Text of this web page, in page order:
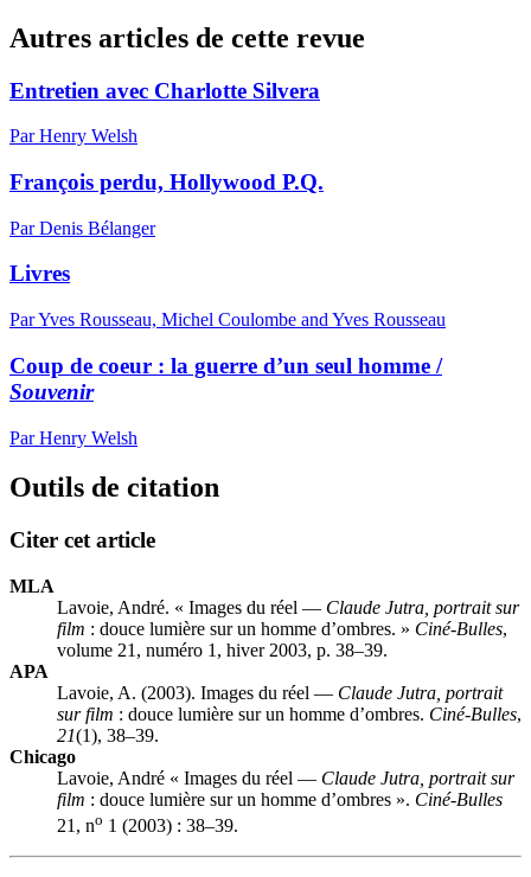
Autres articles de cette revue
Entretien avec Charlotte Silvera
Par Henry Welsh
François perdu, Hollywood P.Q.
Par Denis Bélanger
Livres
Par Yves Rousseau, Michel Coulombe and Yves Rousseau
Coup de coeur : la guerre d’un seul homme /
Souvenir
Par Henry Welsh
Outils de citation
Citer cet article
MLA
Lavoie, André. « Images du réel — Claude Jutra, portrait sur
film : douce lumière sur un homme d’ombres. » Ciné-Bulles,
volume 21, numéro 1, hiver 2003, p. 38–39.
APA
Lavoie, A. (2003). Images du réel — Claude Jutra, portrait
sur film : douce lumière sur un homme d’ombres. Ciné-Bulles,
21(1), 38–39.
Chicago
Lavoie, André « Images du réel — Claude Jutra, portrait sur
film : douce lumière sur un homme d’ombres ». Ciné-Bulles
21, no 1 (2003) : 38–39.